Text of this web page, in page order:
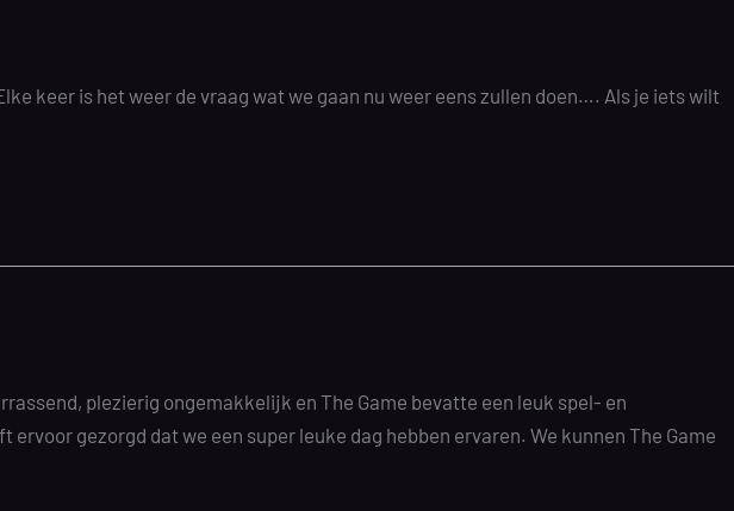
keer is het weer de vraag wat we gaan nu weer eens zullen doen…. Als je iets wilt
plezierig ongemakkelijk en The Game bevatte een leuk spel- en
gezorgd dat we een super leuke dag hebben ervaren. We kunnen The Game